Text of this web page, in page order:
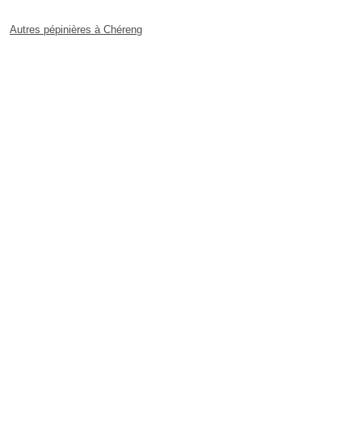
Autres pépinières à Chéreng